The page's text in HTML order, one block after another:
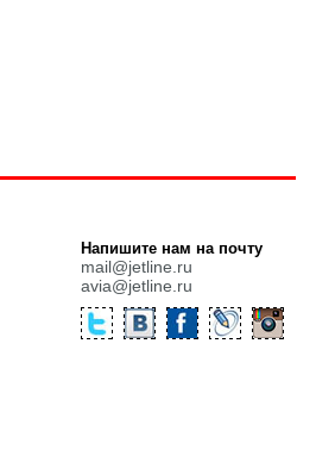
Напишите нам на почту
mail@jetline.ru
avia@jetline.ru